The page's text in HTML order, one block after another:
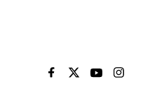
EL PAÍS BRASIL EN
EL PAÍSEL PAÍS
EL